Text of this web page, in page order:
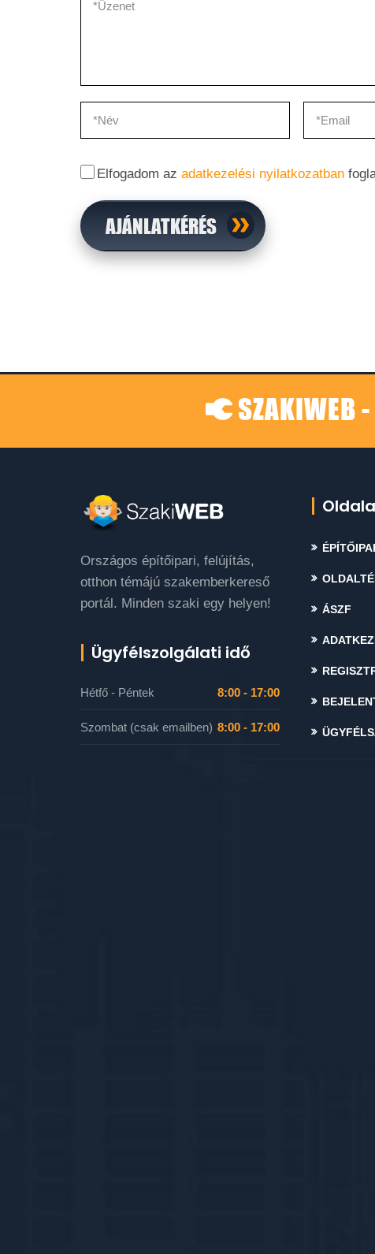
Elfogadom az adatkezelési nyilatkozatban
AJÁNLATKÉRÉS
SZAKIWEB -
Országos építőipari, felújítás,
otthon témájú szakemberkereső
portál. Minden szaki egy helyen!
Ügyfélszolgálati idő
Hétfő - Péntek 8:00 - 17:00
Szombat (csak emailben) 8:00 - 17:00
ÁSZF